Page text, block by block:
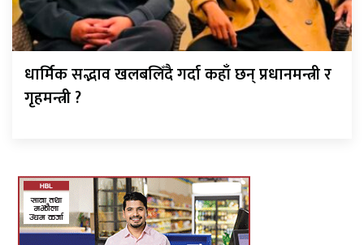
धार्मिक सद्भाव खलबलिँदै गर्दा कहाँ छन् प्रधानमन्त्री र
गृहमन्त्री ?